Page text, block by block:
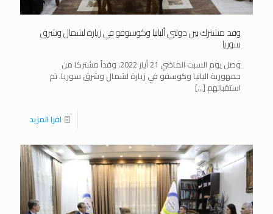
وفد مشترك بين دولتي ألبانيا وكوسوفو في زيارة لشمال وشرق
سوريا
وصل يوم السبت الماضي 21 أيار 2022، وفداً مشتركا من
جمهورية البانيا وكوسفو في زيارة لشمال وشرق سوريا. تم
استقبالهم […]
اقرا المزيد